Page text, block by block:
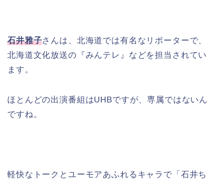
石井雅子さんは、北海道では有名なリポーターで、
北海道文化放送の『みんテレ』などを担当されてい
ます。
ほとんどの出演番組はUHBですが、専属ではないん
ですね。
軽快なトークとユーモアあふれるキャラで「石井ち